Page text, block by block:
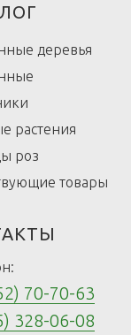
деревья
растения
роз
товары
70-70-63
328-06-08